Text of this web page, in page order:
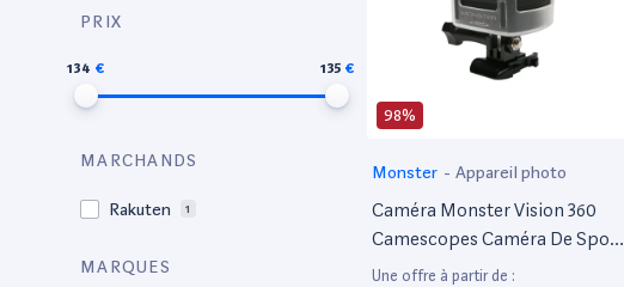
PRIX
134 135
MARCHANDS
Rakuten 1
MARQUES
98%
Monster - Appareil photo
Caméra Monster Vision 360
Camescopes Caméra De Sport
1080 Pixels
Une offre à partir de :